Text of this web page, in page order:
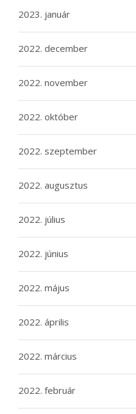
2023. január
2022. december
2022. november
2022. október
2022. szeptember
2022. augusztus
2022. július
2022. június
2022. május
2022. április
2022. március
2022. február